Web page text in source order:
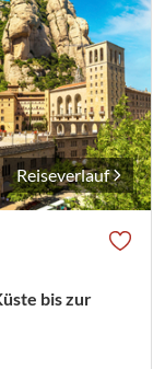
Reiseverlauf
bis zur